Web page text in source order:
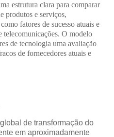
estrutura clara para comparar
produtos e serviços,
fatores de sucesso atuais e
telecomunicações. O modelo
de tecnologia uma avaliação
de fornecedores atuais e
de transformação do
em aproximadamente